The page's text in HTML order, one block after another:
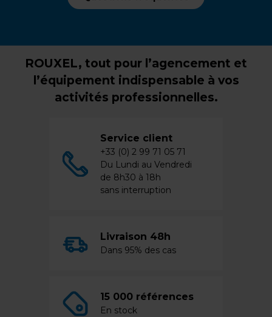
ROUXEL, tout pour l’agencement et
l’équipement indispensable à vos
activités professionnelles.
Service client
+33 (0) 2 99 71 05 71
Du Lundi au Vendredi
de 8h30 à 18h
sans interruption
Livraison 48h
Dans 95% des cas
15 000 références
En stock